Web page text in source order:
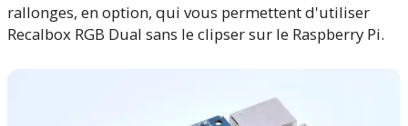
rallonges, en option, qui vous permettent d'utiliser
Recalbox RGB Dual sans le clipser sur le Raspberry Pi.